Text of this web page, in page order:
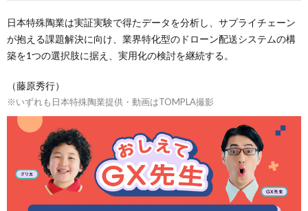
日本特殊陶業は実証実験で得たデータを分析し、サプライチェーン
が抱える課題解決に向け、業界特化型のドローン配送システムの構
築を1つの選択肢に据え、実用化の検討を継続する。
（藤原秀行）
※いずれも日本特殊陶業提供・動画はTOMPLA撮影